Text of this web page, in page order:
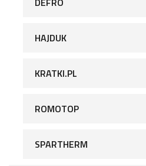
HAJDUK
KRATKI.PL
ROMOTOP
SPARTHERM